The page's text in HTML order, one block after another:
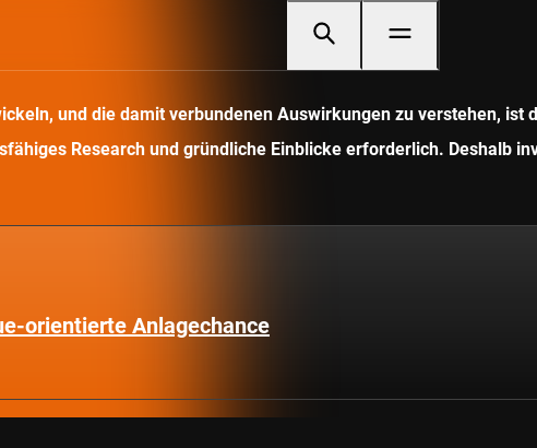
und die damit verbundenen Auswirkungen zu verstehen,
Research und gründliche Einblicke erforderlich. Deshalb
orientierte Anlagechance